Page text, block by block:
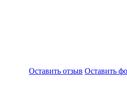
Оставить отзыв Оставить